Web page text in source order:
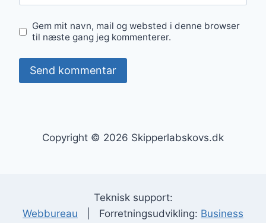
Gem mit navn, mail og websted i denne browser
til næste gang jeg kommenterer.
Copyright © 2026 Skipperlabskovs.dk
Teknisk support:
Webbureau | Forretningsudvikling: Business